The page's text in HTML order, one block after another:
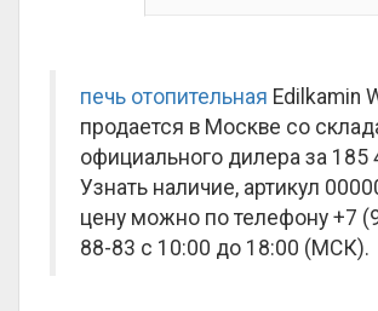
печь отопительная Edilkamin
продается в Москве со
официального дилера за 185
Узнать наличие, артикул
цену можно по телефону +7
88-83 с 10:00 до 18:00 (МСК).